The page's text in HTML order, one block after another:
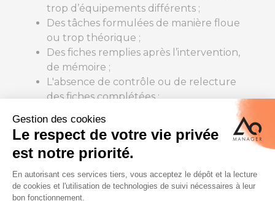
trop d’équipements différents ;
Des tâches formulées de manière floue
ou trop théorique ;
Des fiches remplies après l’intervention,
de mémoire ;
L'absence de contrôle ou de relecture
des fiches complétées ;
collectées.
Dans ces conditions, la fiche devient un simple
du terrain.